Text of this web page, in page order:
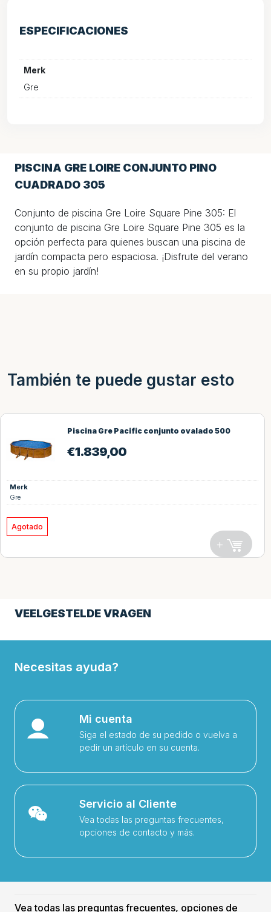
ESPECIFICACIONES
Merk
Gre
PISCINA GRE LOIRE CONJUNTO PINO
CUADRADO 305
Conjunto de piscina Gre Loire Square Pine 305: El
conjunto de piscina Gre Loire Square Pine 305 es la
opción perfecta para quienes buscan una piscina de
jardín compacta pero espaciosa. ¡Disfrute del verano
en su propio jardín!
También te puede gustar esto
Piscina Gre Pacific conjunto ovalado 500
€1.839,00
Merk
Gre
Agotado
+
VEELGESTELDE VRAGEN
Necesitas ayuda?
Mi cuenta
Siga el estado de su pedido o vuelva a
pedir un artículo en su cuenta.
Servicio al Cliente
Vea todas las preguntas frecuentes,
opciones de contacto y más.
Vea todas las preguntas frecuentes, opciones de